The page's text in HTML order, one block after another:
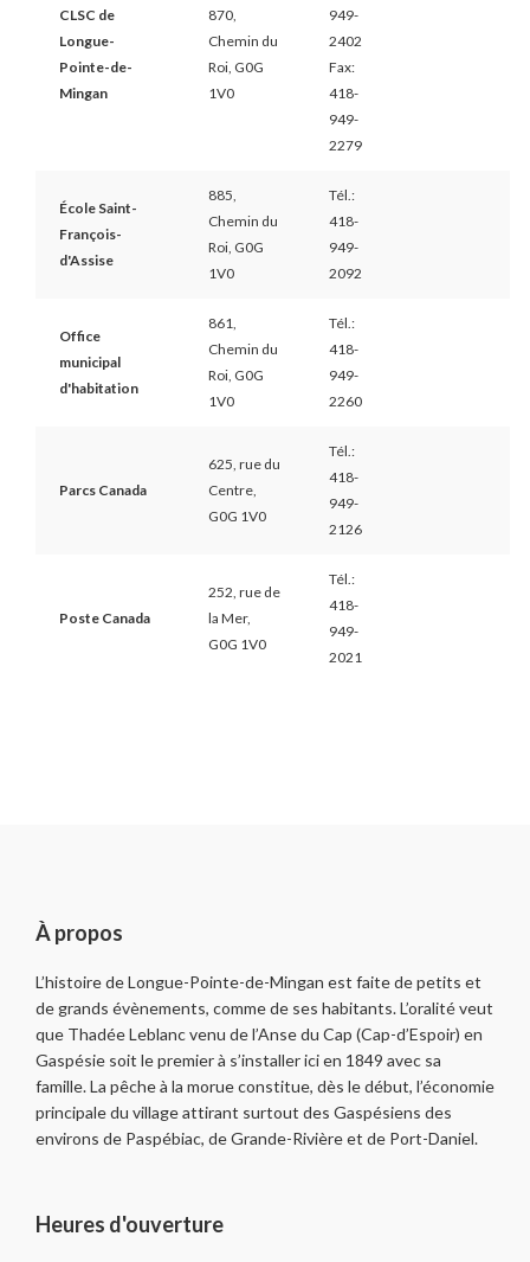
CLSC de
Longue-
Pointe-de-
Mingan
870,
Chemin du
Roi, G0G
1V0
949-
2402
Fax:
418-
949-
2279
École Saint-
François-
d'Assise
885,
Chemin du
Roi, G0G
1V0
Tél.:
418-
949-
2092
Office
municipal
d'habitation
861,
Chemin du
Roi, G0G
1V0
Tél.:
418-
949-
2260
Parcs Canada
625, rue du
Centre,
G0G 1V0
Tél.:
418-
949-
2126
Poste Canada
252, rue de
la Mer,
G0G 1V0
Tél.:
418-
949-
2021
À propos
L’histoire de Longue-Pointe-de-Mingan est faite de petits et
de grands évènements, comme de ses habitants. L’oralité veut
que Thadée Leblanc venu de l’Anse du Cap (Cap-d’Espoir) en
Gaspésie soit le premier à s’installer ici en 1849 avec sa
famille. La pêche à la morue constitue, dès le début, l’économie
principale du village attirant surtout des Gaspésiens des
environs de Paspébiac, de Grande-Rivière et de Port-Daniel.
Heures d'ouverture